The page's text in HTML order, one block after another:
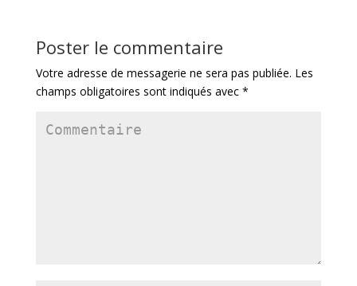
Poster le commentaire
Votre adresse de messagerie ne sera pas publiée. Les
champs obligatoires sont indiqués avec *